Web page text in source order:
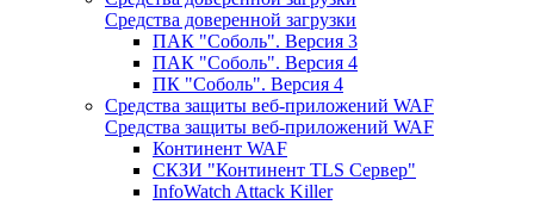
Средства доверенной загрузки
ПАК "Соболь". Версия 3
ПАК "Соболь". Версия 4
ПК "Соболь". Версия 4
Средства защиты веб-приложений WAF
Средства защиты веб-приложений WAF
Континент WAF
СКЗИ "Континент TLS Сервер"
InfoWatch Attack Killer